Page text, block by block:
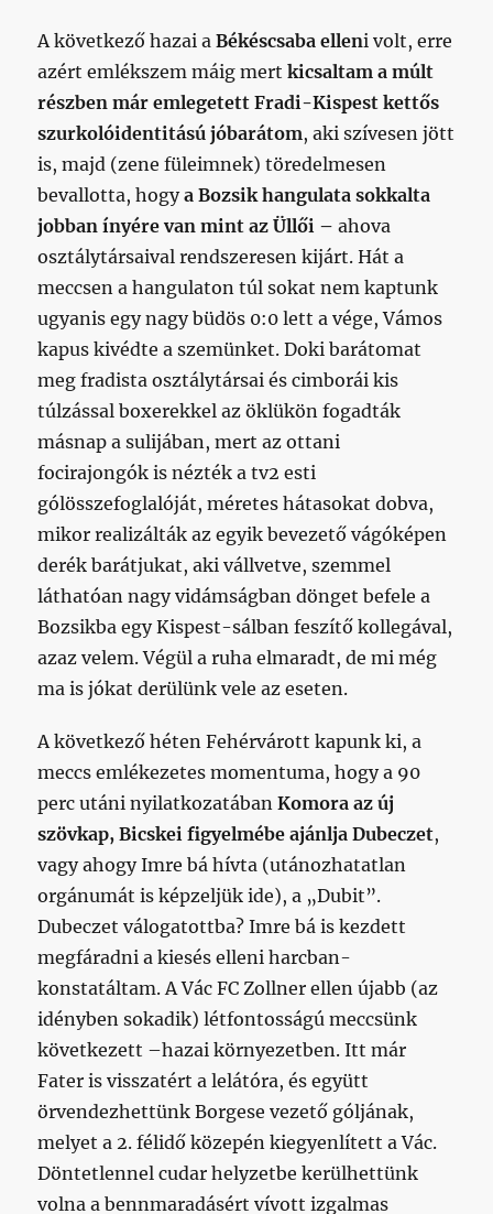
A következő hazai aBékéscsaba elleni volt, erre
azért emlékszem máig mertkicsaltam a múlt
részben már emlegetett Fradi-Kispest kettős
szurkolóidentitású jóbarátom, aki szívesen jött
is, majd (zene füleimnek) töredelmesen
bevallotta, hogya Bozsik hangulata sokkalta
jobban ínyére van mint az Üllői – ahova
osztálytársaival rendszeresen kijárt. Hát a
meccsen a hangulaton túl sokat nem kaptunk
ugyanis egy nagy büdös 0:0 lett a vége, Vámos
kapus kivédte a szemünket. Doki barátomat
meg fradista osztálytársai és cimborái kis
túlzással boxerekkel az öklükön fogadták
másnap a sulijában, mert az ottani
focirajongók is nézték a tv2 esti
gólösszefoglalóját, méretes hátasokat dobva,
mikor realizálták az egyik bevezető vágóképen
derék barátjukat, aki vállvetve, szemmel
láthatóan nagy vidámságban dönget befele a
Bozsikba egy Kispest-sálban feszítő kollegával,
azaz velem. Végül a ruha elmaradt, de mi még
ma is jókat derülünk vele az eseten.
A következő héten Fehérvárott kapunk ki, a
meccs emlékezetes momentuma, hogy a 90
perc utáni nyilatkozatábanKomora az új
szövkap, Bicskei figyelmébe ajánlja Dubeczet,
vagy ahogy Imre bá hívta (utánozhatatlan
orgánumát is képzeljük ide), a „Dubit”.
Dubeczet válogatottba? Imre bá is kezdett
megfáradni a kiesés elleni harcban-
konstatáltam. A Vác FC Zollner ellen újabb (az
idényben sokadik) létfontosságú meccsünk
következett –hazai környezetben. Itt már
Fater is visszatért a lelátóra, és együtt
örvendezhettünk Borgese vezető góljának,
melyet a 2. félidő közepén kiegyenlített a Vác.
Döntetlennel cudar helyzetbe kerülhettünk
volna a bennmaradásért vívott izgalmas